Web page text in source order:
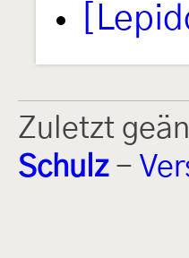
Zuletzt
Schulz-